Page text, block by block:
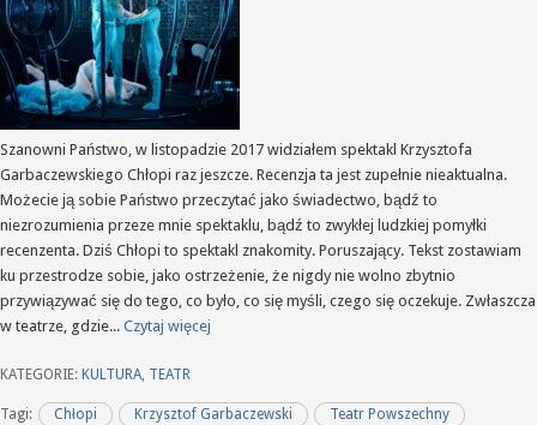
Szanowni Państwo, w listopadzie 2017 widziałem spektakl Krzysztofa
Garbaczewskiego Chłopi raz jeszcze. Recenzja ta jest zupełnie nieaktualna.
Możecie ją sobie Państwo przeczytać jako świadectwo, bądź to
niezrozumienia przeze mnie spektaklu, bądź to zwykłej ludzkiej pomyłki
recenzenta. Dziś Chłopi to spektakl znakomity. Poruszający. Tekst zostawiam
ku przestrodze sobie, jako ostrzeżenie, że nigdy nie wolno zbytnio
przywiązywać się do tego, co było, co się myśli, czego się oczekuje. Zwłaszcza
w teatrze, gdzie... Czytaj więcej
KATEGORIE: KULTURA, TEATR
Tagi: Chłopi Krzysztof Garbaczewski
Teatr Powszechny